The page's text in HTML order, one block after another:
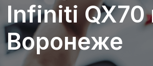
ТО не только продлевает срок
службы автомобиля Infiniti QX70, но
и повышает безопасность на
дороге, устраняя возможные
неисправности на ранней стадии.